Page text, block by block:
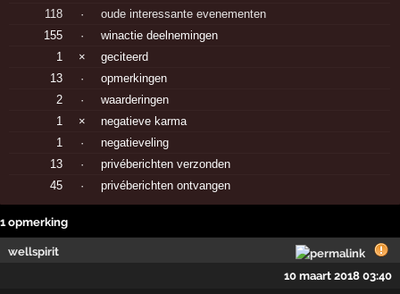
118
·
oude interessante evenementen
155
·
winactie deelnemingen
1
×
geciteerd
13
·
opmerkingen
2
·
waarderingen
1
×
negatieve karma
1
·
negatieveling
13
·
privéberichten verzonden
45
· privéberichten ontvangen
1 opmerking
wellspirit
10 maart 2018 03:40